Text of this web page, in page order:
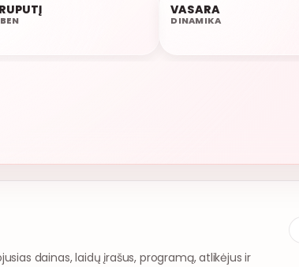
20:19
VASARA
DINAMIKA
dainas, laidų įrašus, programą, atlikėjus ir